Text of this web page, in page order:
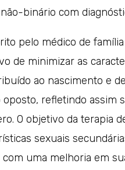
binário com
pelo médico de
de minimizar as
ao nascimento e
oposto, refletindo assim
O objetivo da terapia
sexuais
uma melhoria em